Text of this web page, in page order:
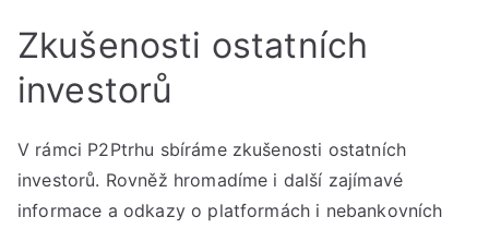
Zkušenosti ostatních
investorů
V rámci P2Ptrhu sbíráme zkušenosti ostatních
investorů. Rovněž hromadíme i další zajímavé
informace a odkazy o platformách i nebankovních